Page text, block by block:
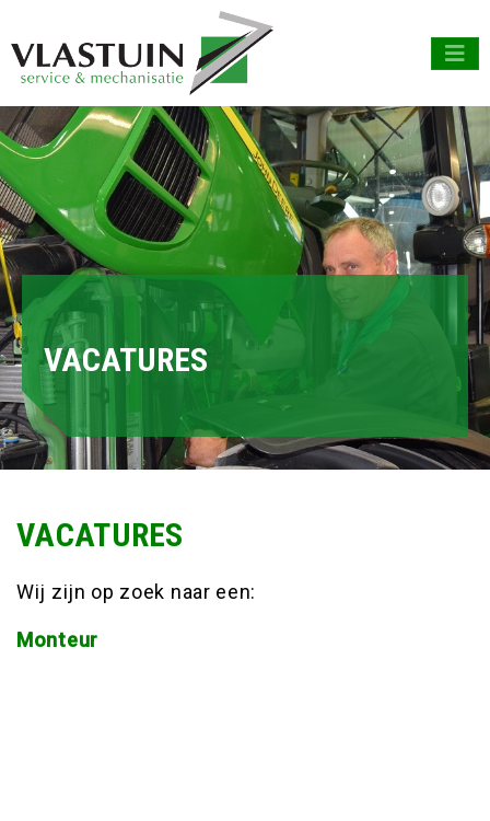
VACATURES
VACATURES
Wij zijn op zoek naar een:
Monteur